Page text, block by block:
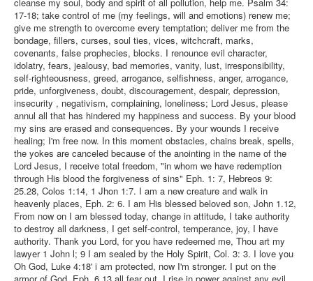
17-18; take control of me (my feelings, will and emotions) renew me;
give me strength to overcome every temptation; deliver me from the
bondage, fillers, curses, soul ties, vices, witchcraft, marks,
covenants, false prophecies, blocks. I renounce evil character,
idolatry, fears, jealousy, bad memories, vanity, lust, irresponsibility,
self-righteousness, greed, arrogance, selfishness, anger, arrogance,
pride, unforgiveness, doubt, discouragement, despair, depression,
insecurity , negativism, complaining, loneliness; Lord Jesus, please
annul all that has hindered my happiness and success. By your blood
my sins are erased and consequences. By your wounds I receive
healing; I'm free now. In this moment obstacles, chains break, spells,
the yokes are canceled because of the anointing in the name of the
Lord Jesus, I receive total freedom, "in whom we have redemption
through His blood the forgiveness of sins" Eph. 1: 7, Hebreos 9:
25.28, Colos 1:14, 1 Jhon 1:7. I am a new creature and walk in
heavenly places, Eph. 2: 6. I am His blessed beloved son, John 1.12,
From now on I am blessed today, change in attitude, I take authority
to destroy all darkness, I get self-control, temperance, joy, I have
authority. Thank you Lord, for you have redeemed me, Thou art my
lawyer 1 John l; 9 I am sealed by the Holy Spirit, Col. 3: 3. I love you
Oh God, Luke 4:18' i am protected, now I'm stronger. I put on the